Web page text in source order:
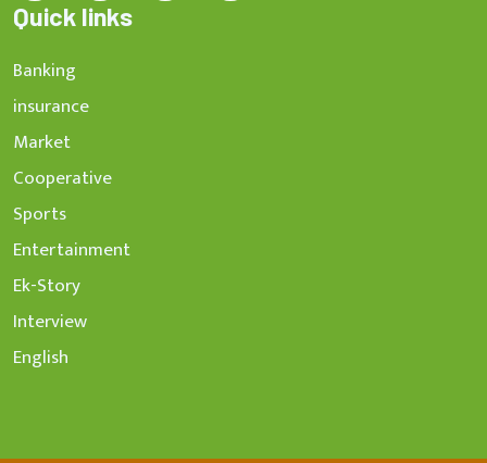
Quick links
Banking
insurance
Market
Cooperative
Sports
Entertainment
Ek-Story
Interview
English